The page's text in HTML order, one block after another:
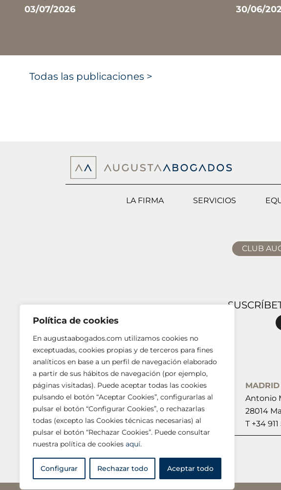
Política de cookies
En augustaabogados.com utilizamos cookies no
exceptuadas, cookies propias y de terceros para fines
analíticos en base a un perfil de navegación elaborado
a partir de sus hábitos de navegación (por ejemplo,
páginas visitadas). Puede aceptar todas las cookies
pulsando el botón “Aceptar Cookies”, configurarlas al
pulsar el botón “Configurar Cookies”, o rechazarlas
todas (excepto las Cookies técnicas necesarias) al
pulsar el botón “Rechazar Cookies”. Puede consultar
nuestra política de cookies aquí.
Configurar Rechazar todo Aceptar todo
03/07/2026 30/06/
Todas las publicaciones >
LA FIRMA SERVICIOS
CLUB
BARCELONA
Vía Augusta, 252, 4.ª
08017 Barcelona
T +34 933 621 620 □ F +34 932 009 843
MADRID
Antonio
28014
T +34